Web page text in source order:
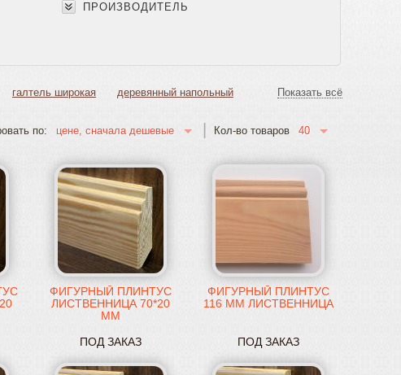
ПРОИЗВОДИТЕЛЬ
галтель широкая деревянный напольный Показать всё
по: цене, сначала дешевые Кол-во товаров 40
ФИГУРНЫЙ ПЛИНТУС
ЛИСТВЕННИЦА 70*20
ММ
ПОД ЗАКАЗ
ФИГУРНЫЙ ПЛИНТУС
116 ММ ЛИСТВЕННИЦА
ПОД ЗАКАЗ